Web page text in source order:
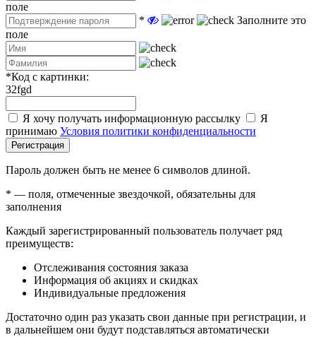
поле
*
Заполните это
поле
*Код с картинки:
32fgd
Я хочу получать информационную рассылку
Я
принимаю Условия политики конфиденциальности
Регистрация
Пароль должен быть не менее 6 символов длиной.
* — поля, отмеченные звездочкой, обязательны для
заполнения
Каждый зарегистрированный пользователь получает ряд
преимуществ:
Отслеживания состояния заказа
Информация об акциях и скидках
Индивидуальные предложения
Достаточно один раз указать свои данные при регистрации, и
в дальнейшем они будут подставляться автоматически